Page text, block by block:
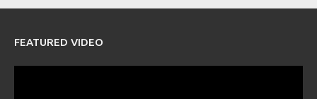
FEATURED VIDEO